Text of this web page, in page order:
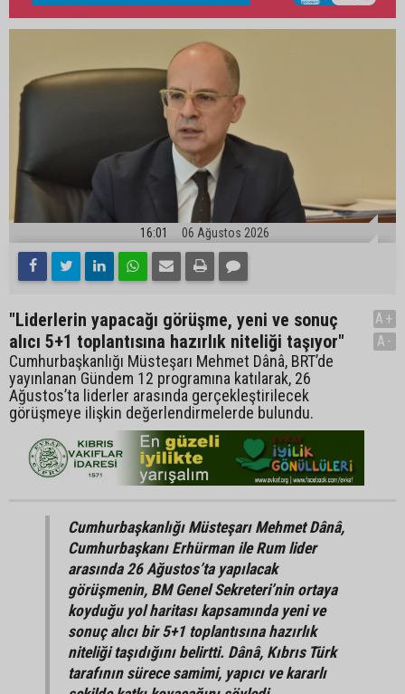
16:01 06 Ağustos 2026
"Liderlerin yapacağı görüşme, yeni ve sonuç
alıcı 5+1 toplantısına hazırlık niteliği taşıyor"
Cumhurbaşkanlığı Müsteşarı Mehmet Dânâ, BRT’de
yayınlanan Gündem 12 programına katılarak, 26
Ağustos’ta liderler arasında gerçekleştirilecek
görüşmeye ilişkin değerlendirmelerde bulundu.
A+
A-
Cumhurbaşkanlığı Müsteşarı Mehmet Dânâ,
Cumhurbaşkanı Erhürman ile Rum lider
arasında 26 Ağustos’ta yapılacak
görüşmenin, BM Genel Sekreteri’nin ortaya
koyduğu yol haritası kapsamında yeni ve
sonuç alıcı bir 5+1 toplantısına hazırlık
niteliği taşıdığını belirtti. Dânâ, Kıbrıs Türk
tarafının sürece samimi, yapıcı ve kararlı